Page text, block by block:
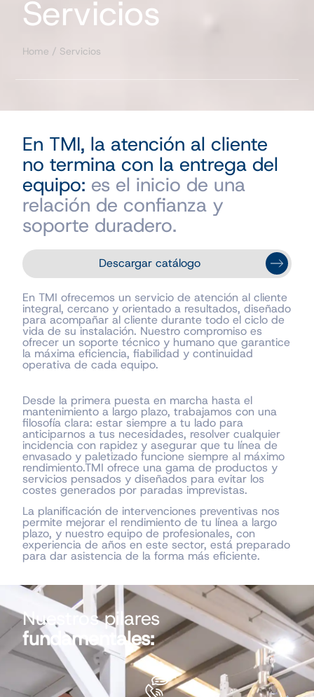
Servicios
Home / Servicios
En TMI, la atención al cliente
no termina con la entrega del
equipo: es el inicio de una
relación de confianza y
soporte duradero.
Descargar catálogo
En TMI ofrecemos un servicio de atención al cliente
integral, cercano y orientado a resultados, diseñado
para acompañar al cliente durante todo el ciclo de
vida de su instalación. Nuestro compromiso es
ofrecer un soporte técnico y humano que garantice
la máxima eficiencia, fiabilidad y continuidad
operativa de cada equipo.
Desde la primera puesta en marcha hasta el
mantenimiento a largo plazo, trabajamos con una
filosofía clara: estar siempre a tu lado para
anticiparnos a tus necesidades, resolver cualquier
incidencia con rapidez y asegurar que tu línea de
envasado y paletizado funcione siempre al máximo
rendimiento.TMI ofrece una gama de productos y
servicios pensados y diseñados para evitar los
costes generados por paradas imprevistas.
La planificación de intervenciones preventivas nos
permite mejorar el rendimiento de tu línea a largo
plazo, y nuestro equipo de profesionales, con
experiencia de años en este sector, está preparado
para dar asistencia de la forma más eficiente.
Nuestros pilares
fundamentales: